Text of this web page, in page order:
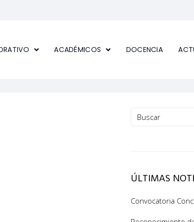
ACADÉMICOS DOCENCIA
ÚLTIMAS
Convocatoria